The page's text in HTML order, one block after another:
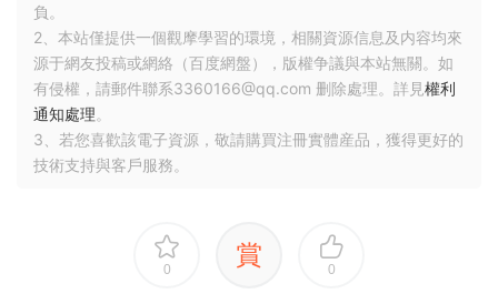
負。
2、本站僅提供一個觀摩學習的環境，相關資源信息及内容均來
源于網友投稿或網絡（百度網盤），版權争議與本站無關。如
有侵權，請郵件聯系3360166@qq.com 删除處理。詳見權利
通知處理。
3、若您喜歡該電子資源，敬請購買注冊實體産品，獲得更好的
技術支持與客戶服務。
0 賞 0